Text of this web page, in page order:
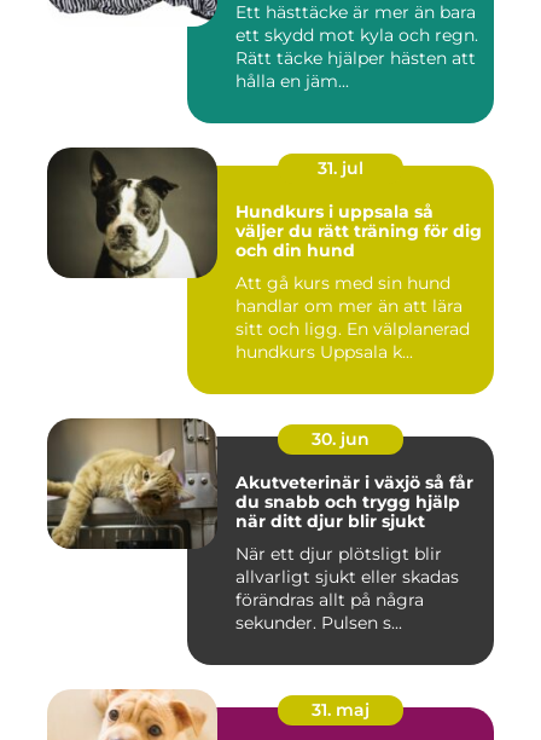
Ett hästtäcke är mer än bara
ett skydd mot kyla och regn.
Rätt täcke hjälper hästen att
hålla en jäm...
31. jul
Hundkurs i uppsala så
väljer du rätt träning för dig
och din hund
Att gå kurs med sin hund
handlar om mer än att lära
sitt och ligg. En välplanerad
hundkurs Uppsala k...
30. jun
Akutveterinär i växjö så får
du snabb och trygg hjälp
när ditt djur blir sjukt
När ett djur plötsligt blir
allvarligt sjukt eller skadas
förändras allt på några
sekunder. Pulsen s...
31. maj